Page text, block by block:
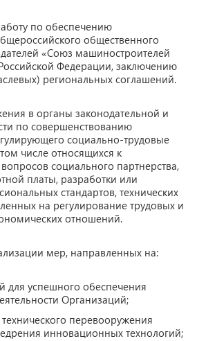
по обеспечению
общественного
«Союз машиностроителей
Федерации, заключению
региональных соглашений.
в органы законодательной и
по совершенствованию
социально-трудовые
числе относящихся к
социального партнерства,
платы, разработки или
стандартов, технических
на регулирование трудовых и
отношений.
мер, направленных на:
для успешного обеспечения
Организаций;
перевооружения
инновационных технологий;